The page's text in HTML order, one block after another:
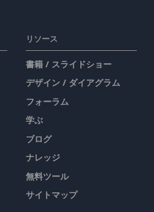
リソース
書籍 / スライドショー
デザイン / ダイアグラム
フォーラム
学ぶ
ブログ
ナレッジ
無料ツール
サイトマップ